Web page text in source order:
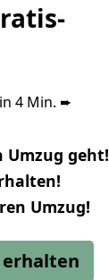
4 Min. ➨
Umzug geht!
Umzug!